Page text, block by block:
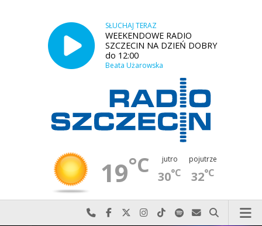
SŁUCHAJ TERAZ
WEEKENDOWE RADIO
SZCZECIN NA DZIEŃ DOBRY
do 12:00
Beata Użarowska
19°C jutro
30°C
pojutrze
32°C
Najlepiej po prostu do nas zadzwoń
Odwiedź nas na Facebook-u
Odwiedź nas na X
Odwiedź nas na Instagram-ie
Odwiedź nas na TikTok-u
Szukaj nas na Spotify
Wyślij do nas
Szukaj